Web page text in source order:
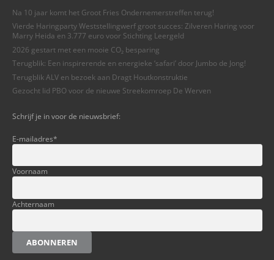
Na 10 jaar komt het Groot Fries Ondernemerstreffen terug!
Vierde Haringparty Weststellingwerf groot succes: Zilveren Haring voor
Marry Heida en 3.777 euro voor Stichting Leergeld
2026 gestart met een mooie CO₂ besparing
Terugblik: Een inspirerende en energieke ‘safari’ door Jumbo de Jong!
Terugblik ALV en bezoek aan Dragt Houtkonstruktie
Gezocht lid PBO voor de nieuwe Streekomroep De Werven
Schrijf je in voor de nieuwsbrief:
E-mailadres*
Voornaam
Achternaam
ABONNEREN